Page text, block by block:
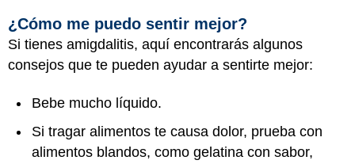
¿Cómo me puedo sentir mejor?
Si tienes amigdalitis, aquí encontrarás algunos
consejos que te pueden ayudar a sentirte mejor:
Bebe mucho líquido.
Si tragar alimentos te causa dolor, prueba con
alimentos blandos, como gelatina con sabor,